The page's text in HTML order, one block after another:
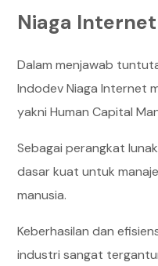
Niaga Internet
Dalam menjawab
Indodev Niaga Internet
yakni Human Capital
Sebagai perangkat
dasar kuat untuk
manusia.
Keberhasilan dan
industri sangat